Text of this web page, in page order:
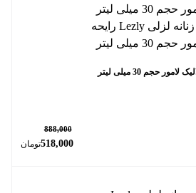
888,000
518,000تومان